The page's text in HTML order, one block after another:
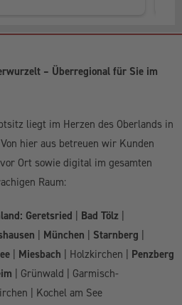
– Überregional für Sie im
liegt im Herzen des Oberlands in
hier aus betreuen wir Kunden
Ort sowie digital im gesamten
Raum:
Geretsried Bad Tölz
München Starnberg
Miesbach | Holzkirchen | Penzberg
| Grünwald | Garmisch-
| Kochel am See